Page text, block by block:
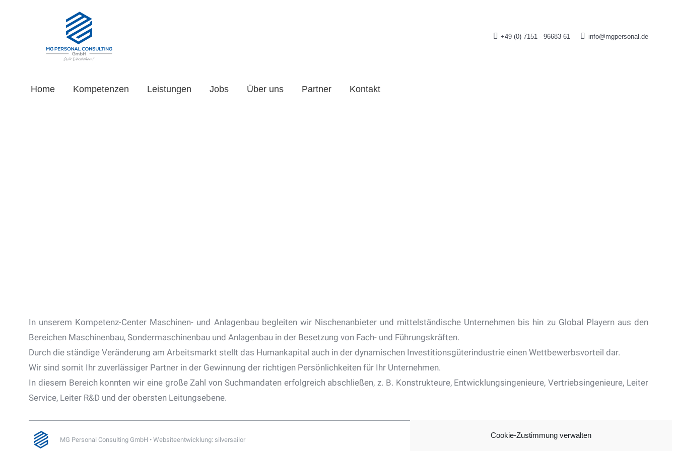
Cookie-Zustimmung verwalten
+49 (0) 7151 - 96683-61 info@mgpersonal.de
Home Kompetenzen Leistungen Jobs Über uns Partner Kontakt
In unserem Kompetenz-Center Maschinen- und Anlagenbau begleiten wir Nischenanbieter und mittelständische Unternehmen bis hin zu Global Playern aus den
Bereichen Maschinenbau, Sondermaschinenbau und Anlagenbau in der Besetzung von Fach- und Führungskräften.
Durch die ständige Veränderung am Arbeitsmarkt stellt das Humankapital auch in der dynamischen Investitionsgüterindustrie einen Wettbewerbsvorteil dar.
Wir sind somit Ihr zuverlässiger Partner in der Gewinnung der richtigen Persönlichkeiten für Ihr Unternehmen.
In diesem Bereich konnten wir eine große Zahl von Suchmandaten erfolgreich abschließen, z. B. Konstrukteure, Entwicklungsingenieure, Vertriebsingenieure, Leiter
Service, Leiter R&D und der obersten Leitungsebene.
MG Personal Consulting GmbH • Websiteentwicklung: silversailor Datenschutz Impressum Cookie-Richtlinie (EU)